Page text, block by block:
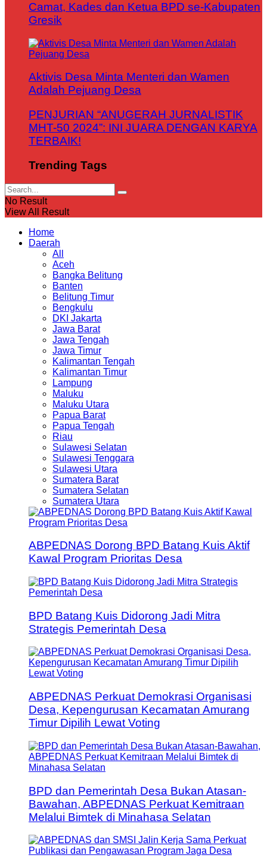
Camat, Kades dan Ketua BPD se-Kabupaten
Gresik
Aktivis Desa Minta Menteri dan Wamen
Adalah Pejuang Desa
PENJURIAN “ANUGERAH JURNALISTIK
MHT-50 2024”: INI JUARA DENGAN KARYA
TERBAIK!
Trending Tags
No Result
View All Result
Home
Daerah
All
Aceh
Bangka Belitung
Banten
Belitung Timur
Bengkulu
DKI Jakarta
Jawa Barat
Jawa Tengah
Jawa Timur
Kalimantan Tengah
Kalimantan Timur
Lampung
Maluku
Maluku Utara
Papua Barat
Papua Tengah
Riau
Sulawesi Selatan
Sulawesi Tenggara
Sulawesi Utara
Sumatera Barat
Sumatera Selatan
Sumatera Utara
ABPEDNAS Dorong BPD Batang Kuis Aktif
Kawal Program Prioritas Desa
BPD Batang Kuis Didorong Jadi Mitra
Strategis Pemerintah Desa
ABPEDNAS Perkuat Demokrasi Organisasi
Desa, Kepengurusan Kecamatan Amurang
Timur Dipilih Lewat Voting
BPD dan Pemerintah Desa Bukan Atasan-
Bawahan, ABPEDNAS Perkuat Kemitraan
Melalui Bimtek di Minahasa Selatan